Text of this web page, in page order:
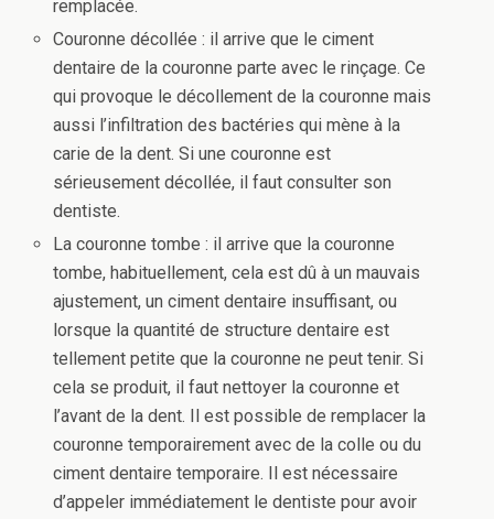
remplacée.
Couronne décollée : il arrive que le ciment
dentaire de la couronne parte avec le rinçage. Ce
qui provoque le décollement de la couronne mais
aussi l’infiltration des bactéries qui mène à la
carie de la dent. Si une couronne est
sérieusement décollée, il faut consulter son
dentiste.
La couronne tombe : il arrive que la couronne
tombe, habituellement, cela est dû à un mauvais
ajustement, un ciment dentaire insuffisant, ou
lorsque la quantité de structure dentaire est
tellement petite que la couronne ne peut tenir. Si
cela se produit, il faut nettoyer la couronne et
l’avant de la dent. Il est possible de remplacer la
couronne temporairement avec de la colle ou du
ciment dentaire temporaire. Il est nécessaire
d’appeler immédiatement le dentiste pour avoir